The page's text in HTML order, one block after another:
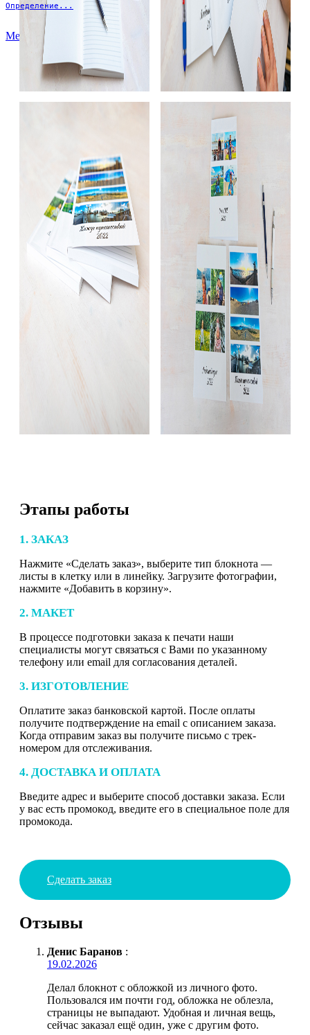
Определение...
Меню
Этапы работы
1. ЗАКАЗ
Нажмите «Сделать заказ», выберите тип блокнота —
листы в клетку или в линейку. Загрузите фотографии,
нажмите «Добавить в корзину».
2. МАКЕТ
В процессе подготовки заказа к печати наши
специалисты могут связаться с Вами по указанному
телефону или email для согласования деталей.
3. ИЗГОТОВЛЕНИЕ
Оплатите заказ банковской картой. После оплаты
получите подтверждение на email с описанием заказа.
Когда отправим заказ вы получите письмо с трек-
номером для отслеживания.
4. ДОСТАВКА И ОПЛАТА
Введите адрес и выберите способ доставки заказа. Если
у вас есть промокод, введите его в специальное поле для
промокода.
Сделать заказ
Отзывы
Денис Баранов :
19.02.2026
Делал блокнот с обложкой из личного фото.
Пользовался им почти год, обложка не облезла,
страницы не выпадают. Удобная и личная вещь,
сейчас заказал ещё один, уже с другим фото.